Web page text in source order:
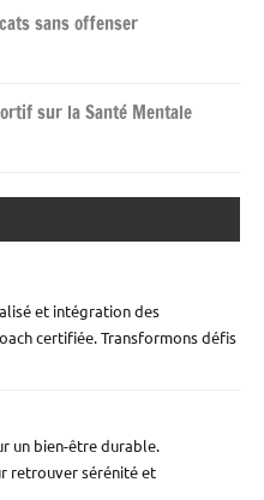
sans offenser
sur la Santé Mentale
et intégration des
certifiée. Transformons défis
un bien-être durable.
retrouver sérénité et